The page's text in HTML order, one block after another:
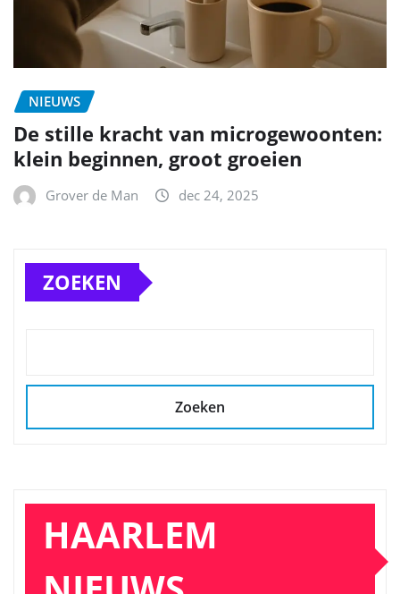
NIEUWS
De stille kracht van microgewoonten:
klein beginnen, groot groeien
Grover de Man dec 24, 2025
ZOEKEN
Zoeken
HAARLEM